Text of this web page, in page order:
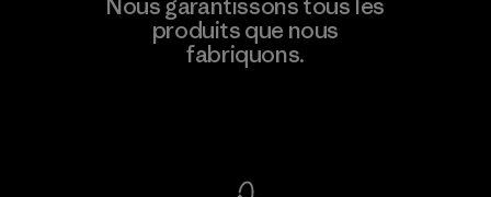
Material-supplier
Nous garantissons tous les
produits que nous
fabriquons.